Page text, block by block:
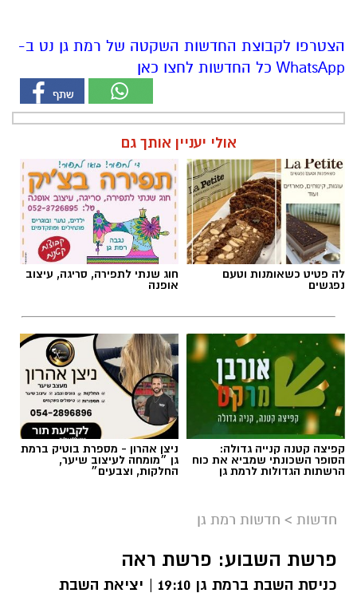
הצטרפו לקבוצת החדשות השקטה של רמת גן נט ב-
WhatsApp כל החדשות לחצו כאן
אולי יעניין אותך גם
לה פטיט כשאומנות וטעם
נפגשים
חוג שנתי לתפירה, סריגה, עיצוב
אופנה
קפיצה קטנה קנייה גדולה:
הסופר השכונתי שמביא את כוח
הרשתות הגדולות לרמת גן
ניצן אהרון - מספרת בוטיק ברמת
גן ״מומחה לעיצוב שיער,
החלקות, וצבעים״
חדשות > חדשות רמת גן
פרשת השבוע: פרשת ראה
כניסת השבת ברמת גן 19:10 | יציאת השבת